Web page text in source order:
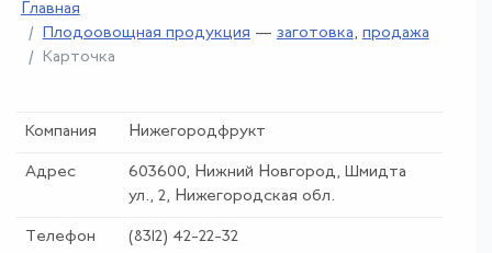
Главная
Плодоовощная продукция — заготовка, продажа
Карточка
Компания Нижегородфрукт
Адрес
603600, Нижний Новгород, Шмидта
ул., 2, Нижегородская обл.
Телефон (8312) 42-22-32